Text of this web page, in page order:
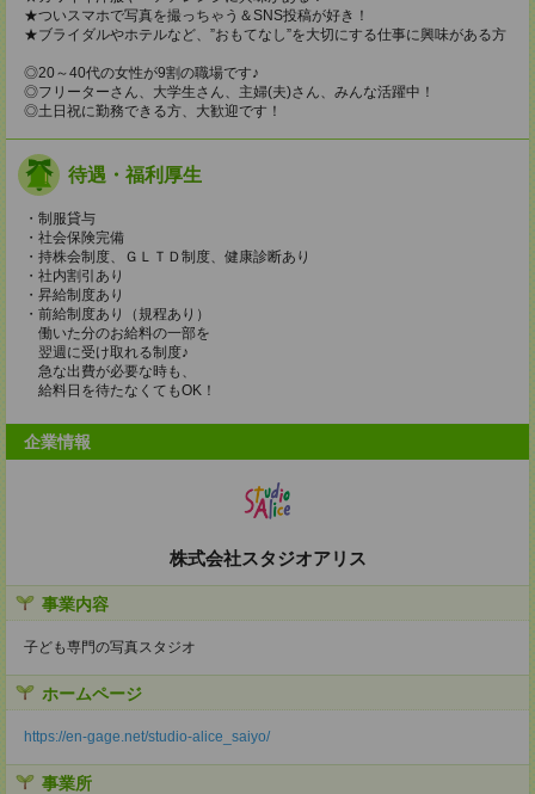
★ついスマホで写真を撮っちゃう＆SNS投稿が好き！
★ブライダルやホテルなど、”おもてなし”を大切にする仕事に興味がある方
◎20～40代の女性が9割の職場です♪
◎フリーターさん、大学生さん、主婦(夫)さん、みんな活躍中！
◎土日祝に勤務できる方、大歓迎です！
待遇・福利厚生
・制服貸与
・社会保険完備
・持株会制度、ＧＬＴＤ制度、健康診断あり
・社内割引あり
・昇給制度あり
・前給制度あり（規程あり）
働いた分のお給料の一部を
翌週に受け取れる制度♪
急な出費が必要な時も、
給料日を待たなくてもOK！
企業情報
株式会社スタジオアリス
事業内容
子ども専門の写真スタジオ
ホームページ
https://en-gage.net/studio-alice_saiyo/
事業所